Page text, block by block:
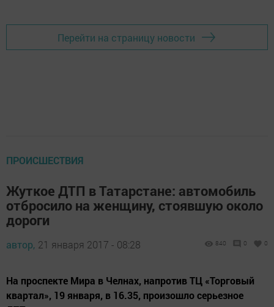
Перейти на страницу новости
ПРОИСШЕСТВИЯ
Жуткое ДТП в Татарстане: автомобиль
отбросило на женщину, стоявшую около
дороги
автор, 21 января 2017 - 08:28 840 0 0
На проспекте Мира в Челнах, напротив ТЦ «Торговый
квартал», 19 января, в 16.35, произошло серьезное